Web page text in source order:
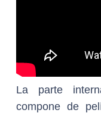
La parte
compone de